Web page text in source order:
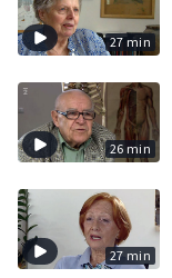
27 min
26 min
27 min